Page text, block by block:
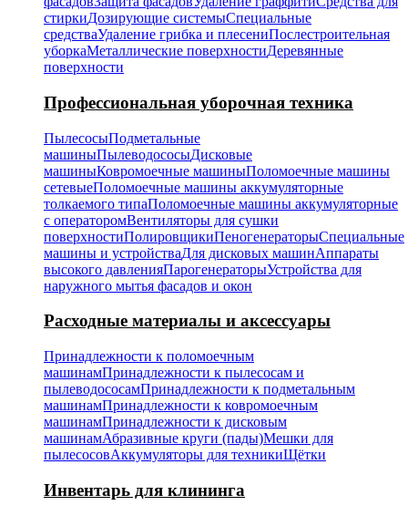
стиркиДозирующие системыСпециальные
средстваУдаление грибка и плесениПослестроительная
уборкаМеталлические поверхностиДеревянные
поверхности
Профессиональная уборочная техника
ПылесосыПодметальные
машиныПылеводососыДисковые
машиныКовромоечные машиныПоломоечные машины
сетевыеПоломоечные машины аккумуляторные
толкаемого типаПоломоечные машины аккумуляторные
с операторомВентиляторы для сушки
поверхностиПолировщикиПеногенераторыСпециальные
машины и устройстваДля дисковых машинАппараты
высокого давленияПарогенераторыУстройства для
наружного мытья фасадов и окон
Расходные материалы и аксессуары
Принадлежности к поломоечным
машинамПринадлежности к пылесосам и
пылеводососамПринадлежности к подметальным
машинамПринадлежности к ковромоечным
машинамПринадлежности к дисковым
машинамАбразивные круги (пады)Мешки для
пылесосовАккумуляторы для техникиЩётки
Инвентарь для клининга